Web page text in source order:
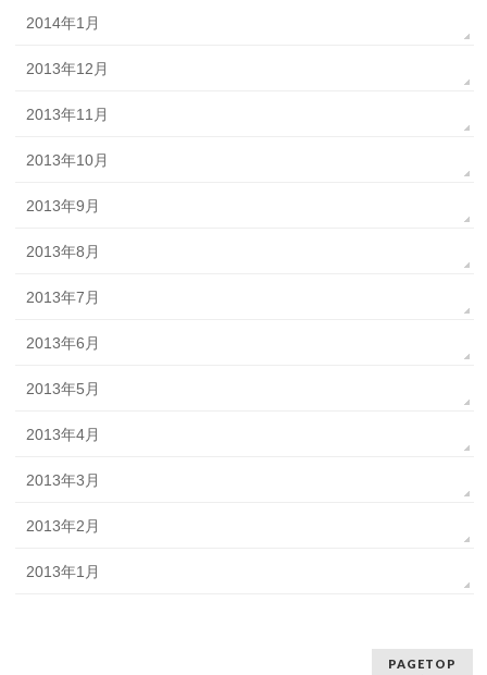
2014年1月
2013年12月
2013年11月
2013年10月
2013年9月
2013年8月
2013年7月
2013年6月
2013年5月
2013年4月
2013年3月
2013年2月
2013年1月
PAGETOP